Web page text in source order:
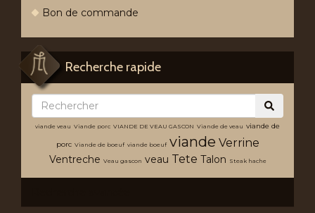
Bon de commande
Recherche rapide
viande veau Viande porc VIANDE DE VEAU GASCON Viande de veau viande de
porc Viande de boeuf viande boeuf viande Verrine
Ventreche Veau gascon veau Tete Talon Steak hache